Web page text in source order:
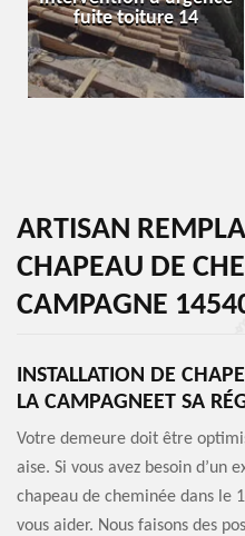
fuite toiture 14
ARTISAN
CHAPEAU DE
CAMPAGNE
INSTALLATION DE
LA CAMPAGNEET SA
Votre demeure doit être
aise. Si vous avez besoin d’un
chapeau de cheminée dans le
vous aider. Nous faisons des